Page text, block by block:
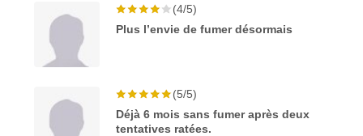
(4/5)
Plus l’envie de fumer désormais
(5/5)
Déjà 6 mois sans fumer après deux
tentatives ratées.